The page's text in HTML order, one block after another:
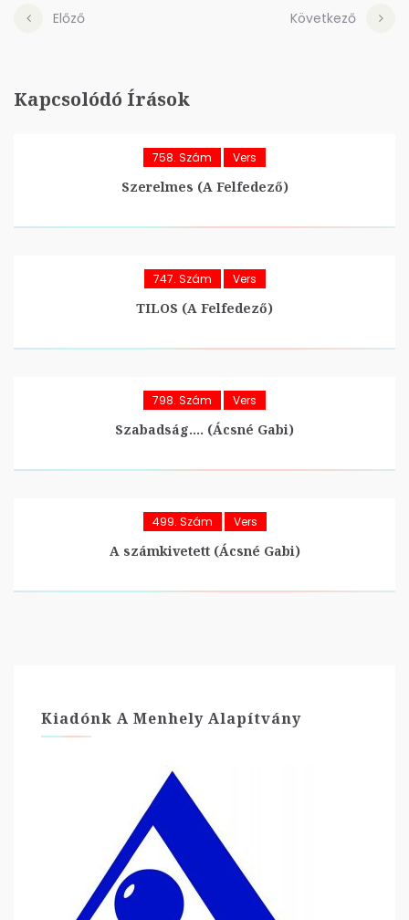
Előző Következő
Kapcsolódó Írások
758. Szám Vers
Szerelmes (A Felfedező)
747. Szám Vers
TILOS (A Felfedező)
798. Szám Vers
Szabadság…. (Ácsné Gabi)
499. Szám Vers
A számkivetett (Ácsné Gabi)
Kiadónk A Menhely Alapítvány